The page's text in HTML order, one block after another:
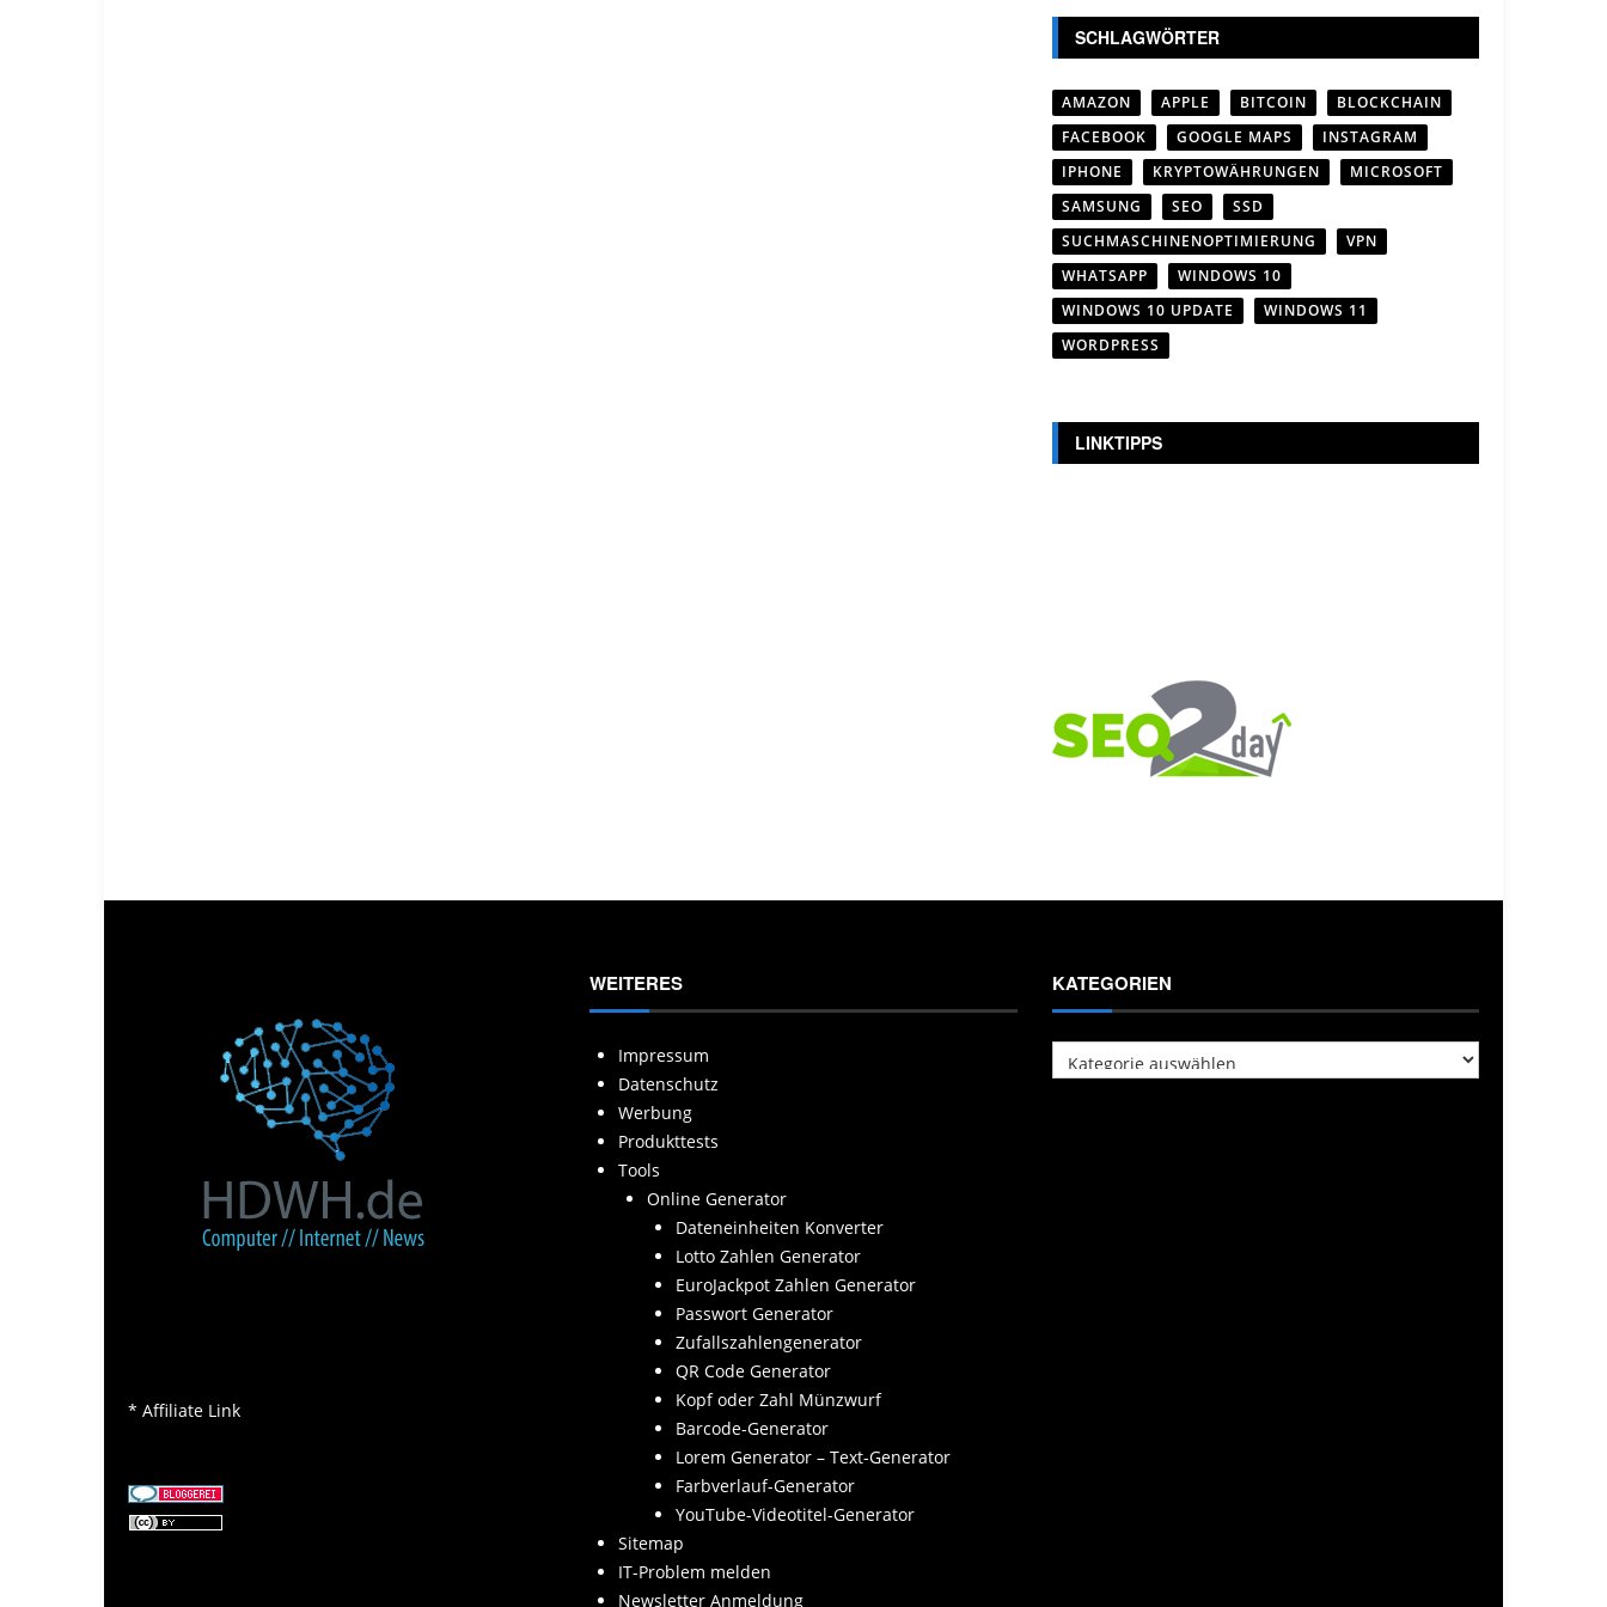
SCHLAGWÖRTER
AMAZON APPLE BITCOIN
BLOCKCHAIN
FACEBOOK
GOOGLE MAPS
INSTAGRAM
IPHONE
KRYPTOWÄHRUNGEN
MICROSOFT
SAMSUNG
SEO
SSD
SUCHMASCHINENOPTIMIERUNG
VPN
WHATSAPP
WINDOWS 10
WINDOWS 10 UPDATE
WINDOWS 11
WORDPRESS
LINKTIPPS
* Affiliate Link
WEITERES
Impressum
Datenschutz
Werbung
Produkttests
Tools
Online Generator
Dateneinheiten Konverter
Lotto Zahlen Generator
EuroJackpot Zahlen Generator
Passwort Generator
Zufallszahlengenerator
QR Code Generator
Kopf oder Zahl Münzwurf
Barcode-Generator
Lorem Generator – Text-Generator
Farbverlauf-Generator
YouTube-Videotitel-Generator
Sitemap
IT-Problem melden
Newsletter Anmeldung
KATEGORIEN
Kategorien